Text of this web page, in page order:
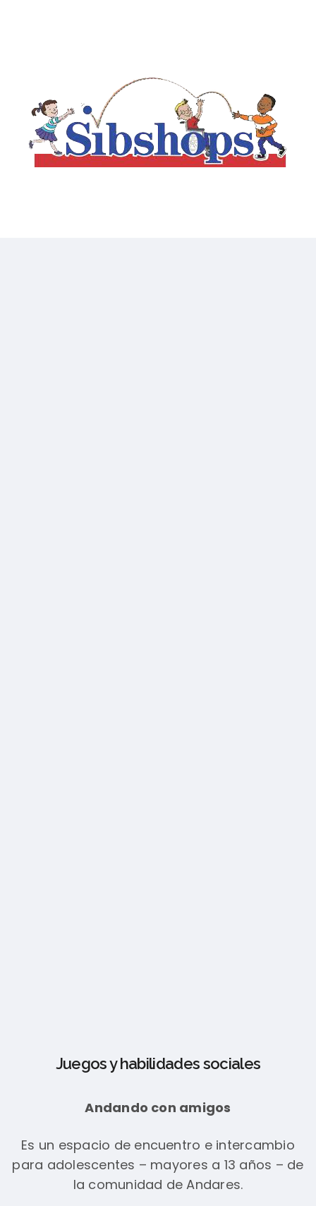
Juegos y habilidades sociales
Andando con amigos
Es un espacio de encuentro e intercambio
para adolescentes – mayores a 13 años – de
la comunidad de Andares.